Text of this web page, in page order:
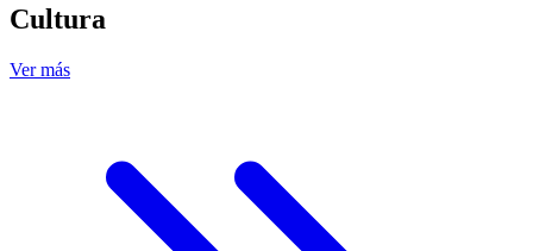
Cultura
Ver más